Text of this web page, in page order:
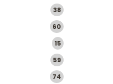
38
60
15
59
74